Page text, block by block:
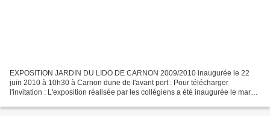
EXPOSITION JARDIN DU LIDO DE CARNON 2009/2010 inaugurée le 22
juin 2010 à 10h30 à Carnon dune de l'avant port : Pour télécharger
l'invitation : L'exposition réalisée par les collégiens a été inaugurée le mardi